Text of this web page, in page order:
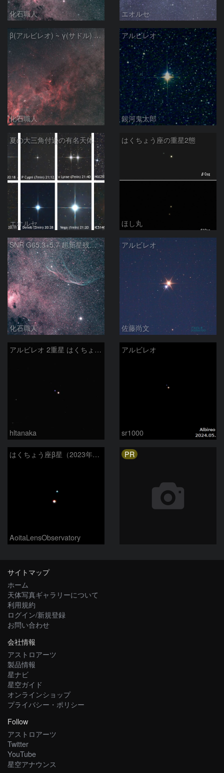
化石職人 エオルセ
β(アルビレオ) ~ γ(サドル) はくちょう座
化石職人
アルビレオ
銀河鬼太郎
夏の大三角付近の有名天体
エオルセ
はくちょう座の重星2態
ほし丸
SNR G65.3+5.7 超新星残骸 アルビレオ周辺 はくちょう座
化石職人
アルビレオ
佐藤尚文
アルビレオ 2重星 はくちょう座
hltanaka
アルビレオ
sr1000
はくちょう座β星（2023年8月29日）
AoitaLensObservatory
PR
サイトマップ
ホーム
天体写真ギャラリーについて
利用規約
ログイン/新規登録
お問い合わせ
会社情報
アストロアーツ
製品情報
星ナビ
星空ガイド
オンラインショップ
プライバシー・ポリシー
Follow
アストロアーツ
Twitter
YouTube
星空アナウンス